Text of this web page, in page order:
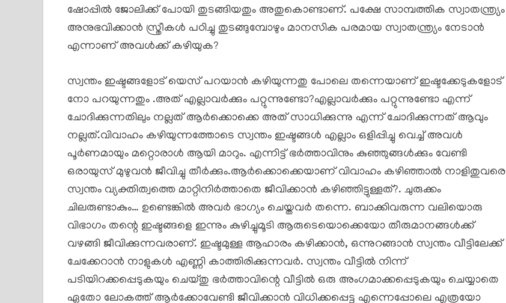
ഷോപ്പിൽ ജോലിക്ക് പോയി തുടങ്ങിയതും അതുകൊണ്ടാണ്. പക്ഷേ സാമ്പത്തിക സ്വാതന്ത്ര്യം
അനുഭവിക്കാൻ സ്ത്രീകൾ പഠിച്ചു തുടങ്ങുമ്പോഴും മാനസിക പരമായ സ്വാതന്ത്ര്യം നേടാൻ
എന്നാണ് അവൾക്ക് കഴിയുക?
സ്വന്തം ഇഷ്ടങ്ങളോട് യെസ് പറയാൻ കഴിയുന്നതു പോലെ തന്നെയാണ് ഇഷ്ടക്കേടുകളോട്
നോ പറയുന്നതും .അത് എല്ലാവർക്കും പറ്റുന്നുണ്ടോ?എല്ലാവർക്കും പറ്റുന്നുണ്ടോ എന്ന്
ചോദിക്കുന്നതിലും നല്ലത് ആർക്കൊക്കെ അത് സാധിക്കുന്നു എന്ന് ചോദിക്കുന്നത് ആവും
നല്ലത്.വിവാഹം കഴിയുന്നത്തോടെ സ്വന്തം ഇഷ്ടങ്ങൾ എല്ലാം ഒളിപ്പിച്ചു വെച്ച് അവൾ
പൂർണമായും മറ്റൊരാൾ ആയി മാറും. എന്നിട്ട് ഭർത്താവിനും കുഞ്ഞുങ്ങൾക്കും വേണ്ടി
ഒരായുസ് മുഴുവൻ ജീവിച്ചു തീർക്കും.ആർക്കൊക്കെയാണ് വിവാഹം കഴിഞ്ഞാൽ നാളിതുവരെ
സ്വന്തം വ്യക്തിത്വത്തെ മാറ്റിനിർത്താതെ ജീവിക്കാൻ കഴിഞ്ഞിട്ടുള്ളത്?. ചുരുക്കം
ചിലരുണ്ടാകും… ഉണ്ടെങ്കിൽ അവർ ഭാഗ്യം ചെയ്തവർ തന്നെ. ബാക്കിവരുന്ന വലിയൊരു
വിഭാഗം തന്റെ ഇഷ്ടങ്ങളെ ഇന്നും കുഴിച്ചുമൂടി ആരുടെയൊക്കെയോ തീരുമാനങ്ങൾക്ക്
വഴങ്ങി ജീവിക്കുന്നവരാണ്. ഇഷ്ടമുള്ള ആഹാരം കഴിക്കാൻ, ഒന്നുറങ്ങാൻ സ്വന്തം വീട്ടിലേക്ക്
ചേക്കേറാൻ നാളുകൾ എണ്ണി കാത്തിരിക്കുന്നവർ. സ്വന്തം വീട്ടിൽ നിന്ന്
പടിയിറക്കപ്പെടുകയും ചെയ്തു ഭർത്താവിന്റെ വീട്ടിൽ ഒരു അംഗമാക്കപ്പെടുകയും ചെയ്യാതെ
ഏതോ ലോകത്ത് ആർക്കോവേണ്ടി ജീവിക്കാൻ വിധിക്കപ്പെട്ട എന്നെപ്പോലെ എത്രയോ